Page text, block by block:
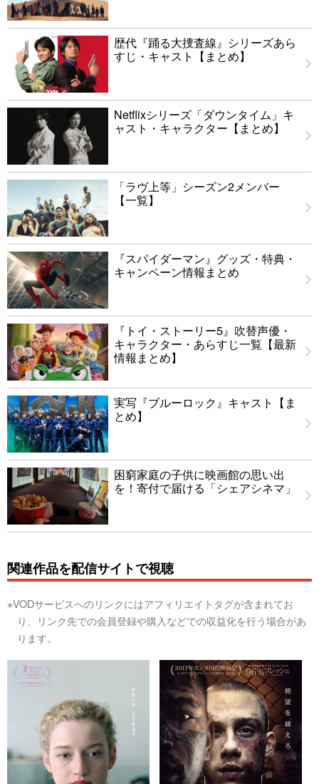
歴代『踊る大捜査線』シリーズあら
すじ・キャスト【まとめ】
Netflixシリーズ「ダウンタイム」キ
ャスト・キャラクター【まとめ】
「ラヴ上等」シーズン2メンバー
【一覧】
『スパイダーマン』グッズ・特典・
キャンペーン情報まとめ
『トイ・ストーリー5』吹替声優・
キャラクター・あらすじ一覧【最新
情報まとめ】
実写『ブルーロック』キャスト【ま
とめ】
困窮家庭の子供に映画館の思い出
を！寄付で届ける「シェアシネマ」
関連作品を配信サイトで視聴
※VODサービスへのリンクにはアフィリエイトタグが含まれてお
り、リンク先での会員登録や購入などでの収益化を行う場合があ
ります。